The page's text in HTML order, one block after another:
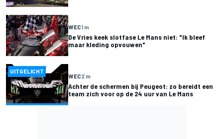
WEC1 m
De Vries keek slotfase Le Mans niet: "Ik bleef
maar kleding opvouwen"
UITGELICHT
WEC2 m
Achter de schermen bij Peugeot: zo bereidt een
team zich voor op de 24 uur van Le Mans